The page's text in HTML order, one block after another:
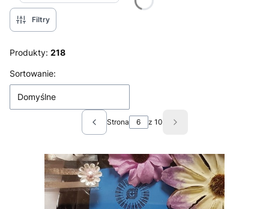
Filtry
Produkty: 218
Lista produktów
Sortowanie:
Domyślne
Poprzednie produkty
Strona z 10 Następne produkty